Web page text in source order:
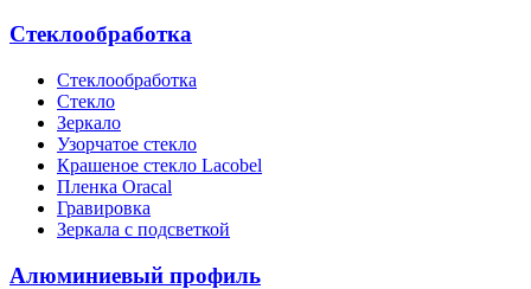
Стеклообработка
Стеклообработка
Стекло
Зеркало
Узорчатое стекло
Крашеное стекло Lacobel
Пленка Oracal
Гравировка
Зеркала с подсветкой
Алюминиевый профиль